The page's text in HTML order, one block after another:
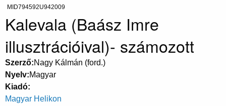
MID794592U942009
Kalevala (Baász Imre
illusztrációival)- számozott
Szerző Nagy Kálmán (ford.)
Nyelv Magyar
Kiadó
Magyar Helikon